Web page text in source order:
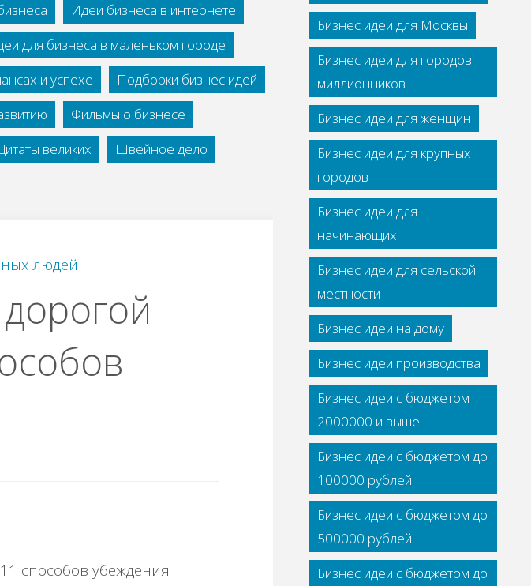
Идеи бизнеса в интернете
для бизнеса в маленьком городе
и успехе
Подборки бизнес идей
Фильмы о бизнесе
великих Швейное дело
людей
Бизнес идеи для Москвы
Бизнес идеи для городов
миллионников
Бизнес идеи для женщин
Бизнес идеи для крупных
городов
Бизнес идеи для
начинающих
Бизнес идеи для сельской
местности
Бизнес идеи на дому
Бизнес идеи производства
Бизнес идеи с бюджетом
2000000 и выше
Бизнес идеи с бюджетом до
100000 рублей
Бизнес идеи с бюджетом до
500000 рублей
Бизнес идеи с бюджетом до